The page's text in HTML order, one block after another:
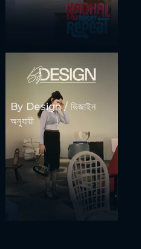
By Design / ডিজাইন
অনুযায়ী